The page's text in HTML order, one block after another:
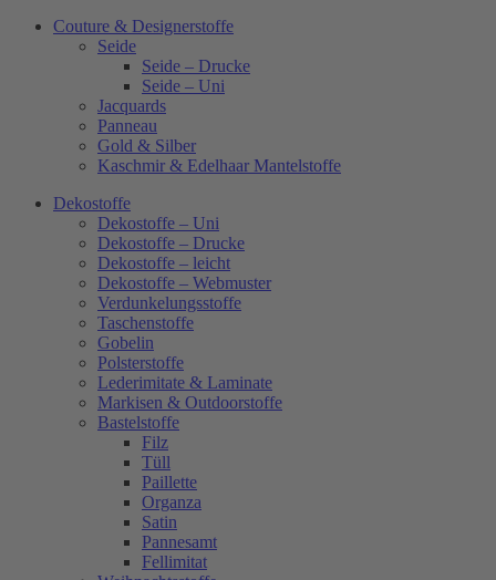
Couture & Designerstoffe
Seide
Seide – Drucke
Seide – Uni
Jacquards
Panneau
Gold & Silber
Kaschmir & Edelhaar Mantelstoffe
Dekostoffe
Dekostoffe – Uni
Dekostoffe – Drucke
Dekostoffe – leicht
Dekostoffe – Webmuster
Verdunkelungsstoffe
Taschenstoffe
Gobelin
Polsterstoffe
Lederimitate & Laminate
Markisen & Outdoorstoffe
Bastelstoffe
Filz
Tüll
Paillette
Organza
Satin
Pannesamt
Fellimitat